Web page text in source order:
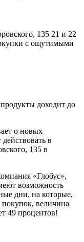
135 21 и 22
с ощутимыми
о новых
в
135 в
«Глобус»,
возможность
дни, на которые,
покупок, величина
49 процентов!